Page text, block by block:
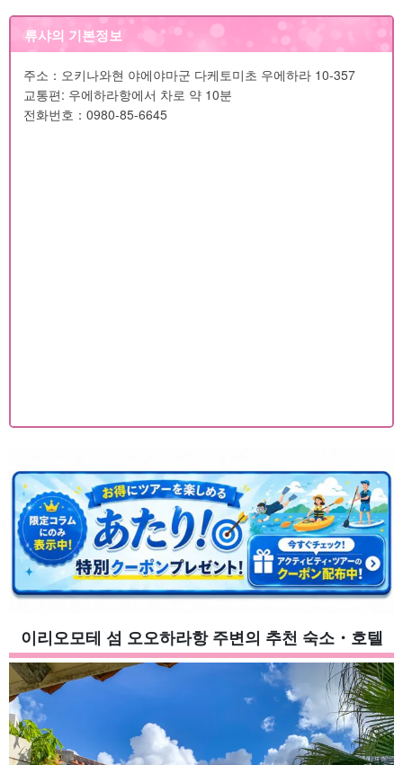
류샤의 기본정보
주소：오키나와현 야에야마군 다케토미초 우에하라 10-357
교통편: 우에하라항에서 차로 약 10분
전화번호：0980-85-6645
이리오모테 섬 오오하라항 주변의 추천 숙소・호텔